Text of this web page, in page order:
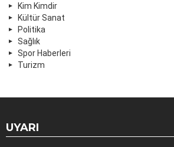
Kim Kimdir
Kültür Sanat
Politika
Sağlık
Spor Haberleri
Turizm
UYARI